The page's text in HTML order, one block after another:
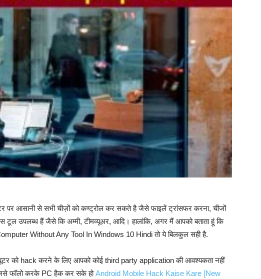
पर आसानी से सभी चीज़ों को कण्ट्रोल कर सकते है जैसे फाइलें ट्रांसफर करना, चीजों
टूल उपलब्ध हैं जैसे कि अम्मी, टीमव्यूअर, आदि। हालांकि, अगर मैं आपको बताता हूं कि
Without Any Tool In Windows 10 Hindi तो ये बिलकुल सही है.
को hack करने के लिए आपको कोई third party application की आवश्यकता नहीं
फॉलो करके PC हैक कर सके होAndroid Mobile Hack Kaise Kare [New